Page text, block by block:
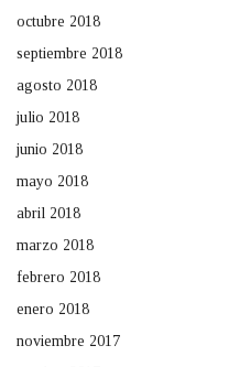
octubre 2018
septiembre 2018
agosto 2018
julio 2018
junio 2018
mayo 2018
abril 2018
marzo 2018
febrero 2018
enero 2018
noviembre 2017